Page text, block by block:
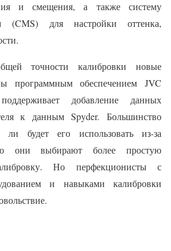
и смещения, а также систему
(CMS) для настройки оттенка,
точности калибровки новые
программным обеспечением JVC
добавление данных
к данным Spyder. Большинство
ли будет его использовать из-за
они выбирают более простую
Но перфекционисты с
и навыками калибровки